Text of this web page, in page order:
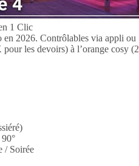
1 Clic
en 2026. Contrôlables via appli ou
les devoirs) à l’orange cosy (2
/ Soirée